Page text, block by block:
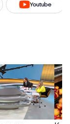
Youtube